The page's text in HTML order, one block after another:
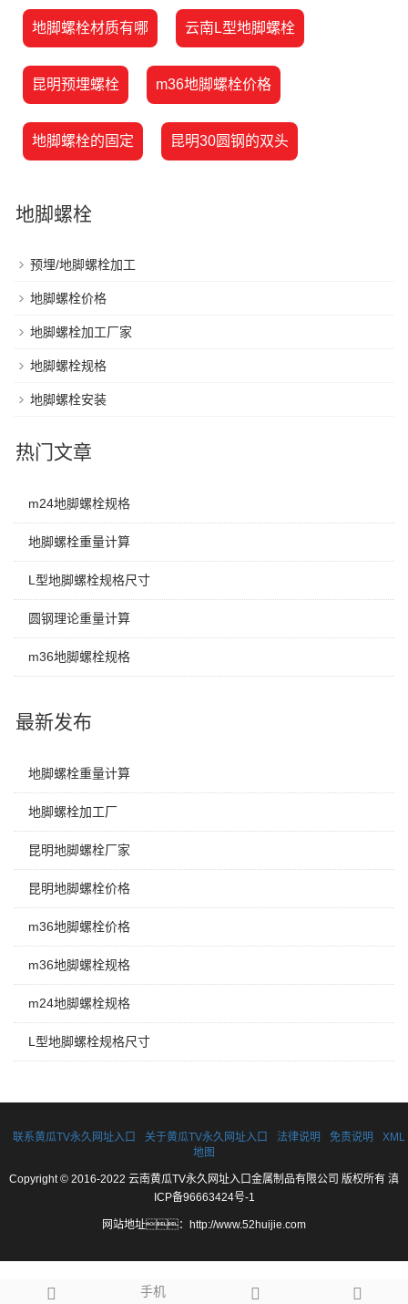
地脚螺栓材质有哪 云南L型地脚螺栓
昆明预埋螺栓 m36地脚螺栓价格
地脚螺栓的固定 昆明30圆钢的双头
地脚螺栓
预埋/地脚螺栓加工
地脚螺栓价格
地脚螺栓加工厂家
地脚螺栓规格
地脚螺栓安装
热门文章
m24地脚螺栓规格
地脚螺栓重量计算
L型地脚螺栓规格尺寸
圆钢理论重量计算
m36地脚螺栓规格
最新发布
地脚螺栓重量计算
地脚螺栓加工厂
昆明地脚螺栓厂家
昆明地脚螺栓价格
m36地脚螺栓价格
m36地脚螺栓规格
m24地脚螺栓规格
L型地脚螺栓规格尺寸
手机
联系黄瓜TV永久网址入口 关于黄瓜TV永久网址入口 法律说明 免责说明
XML
地图
Copyright © 2016-2022 云南黄瓜TV永久网址入口金属制品有限公司 版权所有 滇
ICP备96663424号-1
网站地址： http://www.52huijie.com